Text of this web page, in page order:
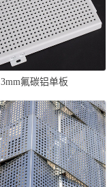
3mm氟碳铝单板